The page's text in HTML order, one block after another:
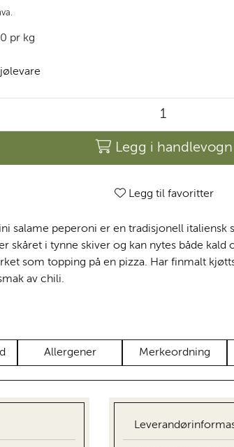
pr kg
Legg i handlevogn
Legg til favoritter
salame peperoni er en tradisjonell italiensk
skåret i tynne skiver og kan nytes både kald
som topping på en pizza. Har finmalt
av chili.
Allergener Merkeordning